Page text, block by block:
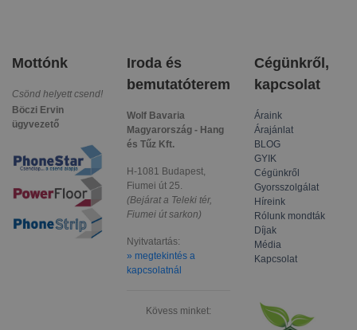
Mottónk
Csönd helyett csend!
Böczi Ervin
ügyvezető
Iroda és
bemutatóterem
Wolf Bavaria
Magyarország - Hang
és Tűz Kft.
H-1081 Budapest,
Fiumei út 25.
(Bejárat a Teleki tér,
Fiumei út sarkon)
Nyitvatartás:
» megtekintés a
kapcsolatnál
Kövess minket:
Cégünkről,
kapcsolat
Áraink
Árajánlat
BLOG
GYIK
Cégünkről
Gyorsszolgálat
Híreink
Rólunk mondták
Díjak
Média
Kapcsolat